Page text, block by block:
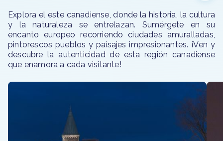
Explora el este canadiense, donde la historia, la cultura
y la naturaleza se entrelazan. Sumérgete en su
encanto europeo recorriendo ciudades amuralladas,
pintorescos pueblos y paisajes impresionantes. ¡Ven y
descubre la autenticidad de esta región canadiense
que enamora a cada visitante!